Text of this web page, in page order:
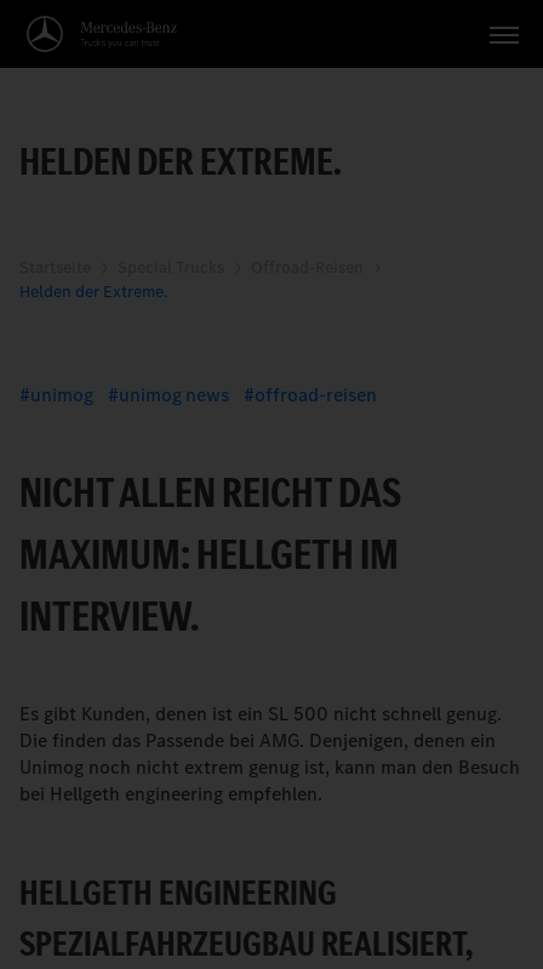
Anwendungen
HELDEN DER EXTREME.
Helden der Extreme.
unimog unimog news offroad-reisen
NICHT ALLEN REICHT DAS
MAXIMUM: HELLGETH IM
INTERVIEW.
Es gibt Kunden, denen ist ein SL 500 nicht schnell genug.
Die finden das Passende bei AMG. Denjenigen, denen ein
Unimog noch nicht extrem genug ist, kann man den Besuch
bei Hellgeth engineering empfehlen.
HELLGETH ENGINEERING
SPEZIALFAHRZEUGBAU REALISIERT,